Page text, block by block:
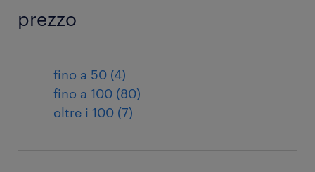
prezzo
fino a 50 (4)
fino a 100 (80)
oltre i 100 (7)